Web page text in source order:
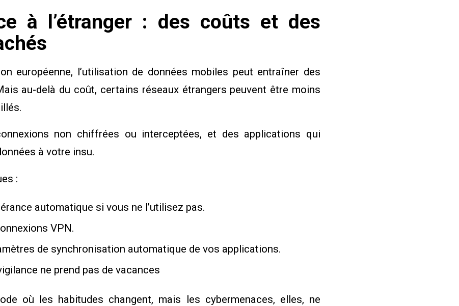
à l’étranger : des coûts et des
européenne, l’utilisation de données mobiles peut entraîner des
au-delà du coût, certains réseaux étrangers peuvent être moins
non chiffrées ou interceptées, et des applications qui
à votre insu.
:
automatique si vous ne l’utilisez pas.
VPN.
de synchronisation automatique de vos applications.
ne prend pas de vacances
où les habitudes changent, mais les cybermenaces, elles, ne